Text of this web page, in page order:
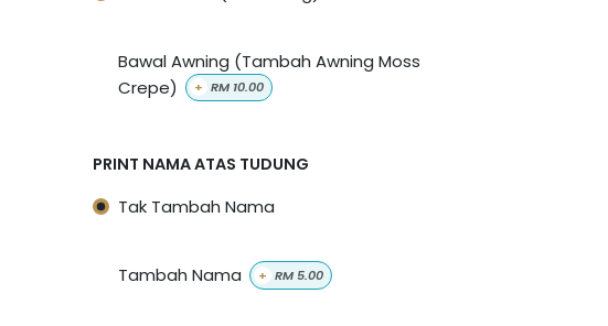
Bawal Awning (Tambah Awning Moss
Crepe)
+ RM 10.00
PRINT NAMA ATAS TUDUNG
Tak Tambah Nama
Tambah Nama + RM5.00